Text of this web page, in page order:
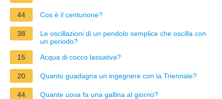
44 Cos è il centurione?
38
Le oscillazioni di un pendolo semplice che oscilla con
un periodo?
15
Acqua di cocco lassativa?
20 Quanto guadagna un ingegnere con la Triennale?
44 Quante uova fa una gallina al giorno?